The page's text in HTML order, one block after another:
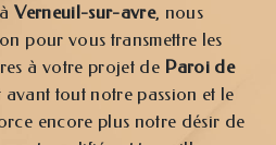
àVerneuil-sur-avre, nous
pour vous transmettre les
à votre projet de Paroi de
avant tout notre passion et le
encore plus notre désir de